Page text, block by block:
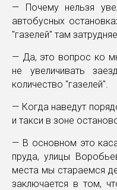
— Почему нельзя
автобусных
"газелей" там
— Да, это вопрос ко
не увеличивать
количество "газелей".
— Когда наведут
и такси в зоне
— В основном это
пруда, улицы
места мы стараемся
заключается в том,